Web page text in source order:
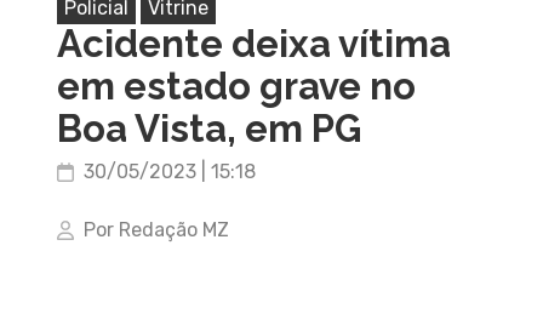
Policial Vitrine
Acidente deixa vítima
em estado grave no
Boa Vista, em PG
30/05/2023 | 15:18
Por Redação MZ